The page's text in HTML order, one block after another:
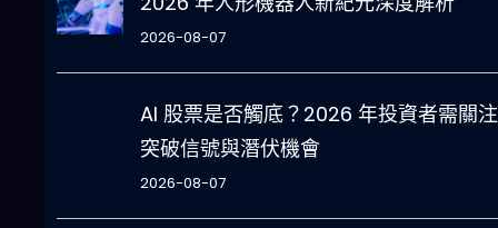
2026-08-07
AI 股票是否觸底？2026 年投資者需關
突破信號與潛伏機會
2026-08-07